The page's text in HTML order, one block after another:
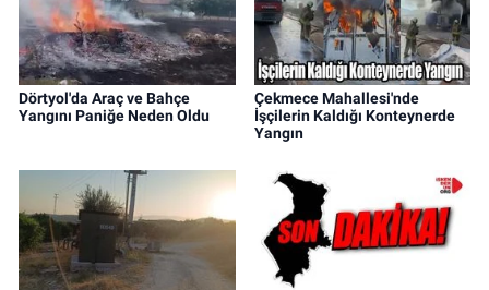
Dörtyol'da Araç ve Bahçe
Yangını Paniğe Neden Oldu
Çekmece Mahallesi'nde
İşçilerin Kaldığı Konteynerde
Yangın